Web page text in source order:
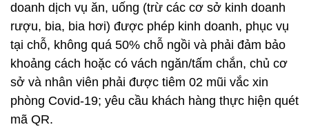
doanh dịch vụ ăn, uống (trừ các cơ sở kinh doanh
rượu, bia, bia hơi) được phép kinh doanh, phục vụ
tại chỗ, không quá 50% chỗ ngồi và phải đảm bảo
khoảng cách hoặc có vách ngăn/tấm chắn, chủ cơ
sở và nhân viên phải được tiêm 02 mũi vắc xin
phòng Covid-19; yêu cầu khách hàng thực hiện quét
mã QR.